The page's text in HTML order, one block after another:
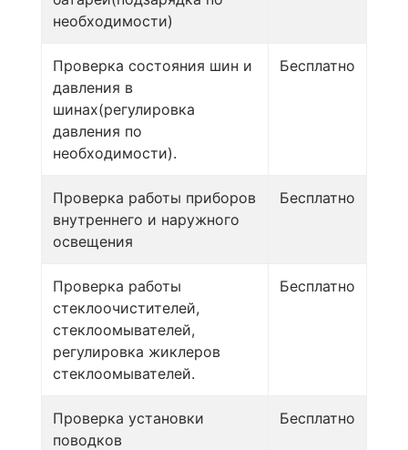
необходимости)
Проверка состояния шин и
давления в
шинах(регулировка
давления по
необходимости).
Бесплатно
Проверка работы приборов
внутреннего и наружного
освещения
Бесплатно
Проверка работы
стеклоочистителей,
стеклоомывателей,
регулировка жиклеров
стеклоомывателей.
Бесплатно
Проверка установки
поводков
Бесплатно